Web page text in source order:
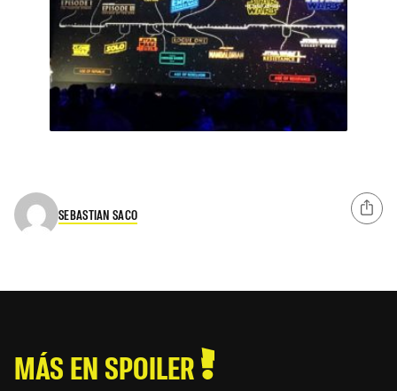
SEBASTIAN SACO
MÁS EN SPOILER